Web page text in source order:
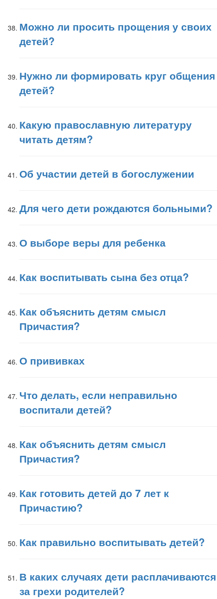
Можно ли просить прощения у своих
детей?
Нужно ли формировать круг общения
детей?
Какую православную литературу
читать детям?
Об участии детей в богослужении
Для чего дети рождаются больными?
О выборе веры для ребенка
Как воспитывать сына без отца?
Как объяснить детям смысл
Причастия?
О прививках
Что делать, если неправильно
воспитали детей?
Как объяснить детям смысл
Причастия?
Как готовить детей до 7 лет к
Причастию?
Как правильно воспитывать детей?
В каких случаях дети расплачиваются
за грехи родителей?